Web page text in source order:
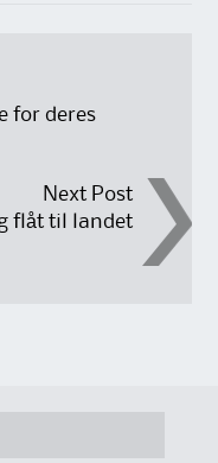
for deres
Next Post
flåt til landet